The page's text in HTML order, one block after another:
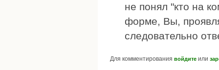
не понял "кто на
форме, Вы,
следовательно
Для комментирования войдите или